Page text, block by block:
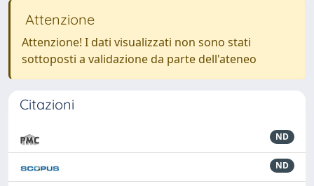
Attenzione
Attenzione! I dati visualizzati non sono stati
sottoposti a validazione da parte dell'ateneo
Citazioni
ND
ND